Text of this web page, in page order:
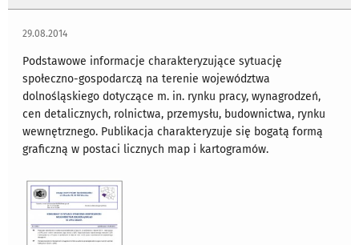
29.08.2014
Podstawowe informacje charakteryzujące sytuację
społeczno-gospodarczą na terenie województwa
dolnośląskiego dotyczące m. in. rynku pracy, wynagrodzeń,
cen detalicznych, rolnictwa, przemysłu, budownictwa, rynku
wewnętrznego. Publikacja charakteryzuje się bogatą formą
graficzną w postaci licznych map i kartogramów.